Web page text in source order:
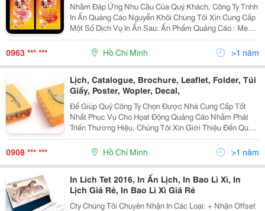
Nhằm Đáp Ứng Nhu Cầu Của Quý Khách, Công Ty Tnhh
In Ấn Quảng Cáo Nguyễn Khôi Chúng Tôi Xin Cung Cấp
Một Số Dịch Vụ In Ấn Sau: Ấn Phẩm Quảng Cáo : Menu,
B Rochure, Catalogue, Leaflet, Lịch, Hộp Giấy, Túi Giấy,
Túi Nhựa, Poster, Banner, Standee, N
0963 *** *** Hồ Chí Minh >1 năm
Lịch, Catalogue, Brochure, Leaflet, Folder, Túi
Giấy, Poster, Wopler, Decal,
Để Giúp Quý Công Ty Chọn Được Nhà Cung Cấp Tốt
Nhất Phục Vụ Cho Họat Động Quảng Cáo Nhằm Phát
Triển Thương Hiệu. Chúng Tôi Xin Giới Thiệu Đến Quý
Công Ty Các Lĩnh Vực Họat Động Và Các Sản Phẩm Đã
Được Tín Nhiệm Từ Phía Khách Hàng: Chuyên Nhận
0908 *** *** Hồ Chí Minh >1 năm
In Lich Tet 2016, In Ấn Lịch, In Bao Lì Xì, In
Lịch Giá Rẻ, In Bao Lì Xì Giá Rẻ
Cty Chúng Tôi Chuyên Nhận In Các Loại: + Nhận Offset